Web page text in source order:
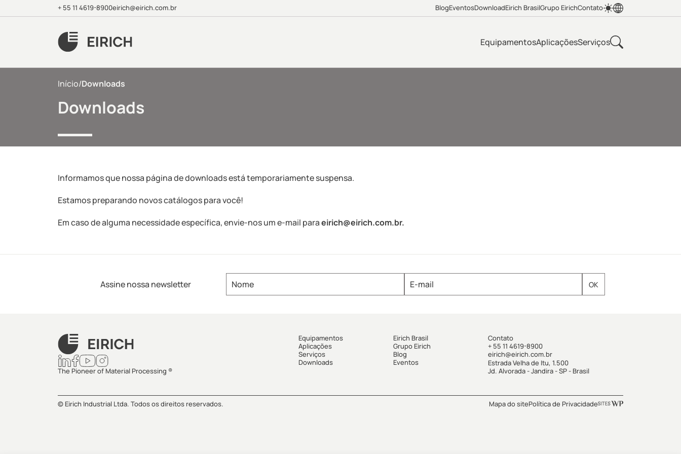
+ 55 11 4619-8900eirich@eirich.com.br BlogEventosDownloadEirich BrasilGrupo EirichContato
EquipamentosAplicaçõesServiços
Início/Downloads
Downloads
Informamos que nossa página de downloads está temporariamente suspensa.
Estamos preparando novos catálogos para você!
Em caso de alguma necessidade específica, envie-nos um e-mail paraeirich@eirich.com.br.
Assine nossa newsletter
The Pioneer of Material Processing ®
Equipamentos
Aplicações
Serviços
Downloads
Eirich Brasil
Grupo Eirich
Blog
Eventos
Contato
+ 55 11 4619-8900
eirich@eirich.com.br
Estrada Velha de Itu, 1.500
Jd. Alvorada - Jandira - SP - Brasil
© Eirich Industrial Ltda. Todos os direitos reservados. Mapa do sitePolítica de Privacidade